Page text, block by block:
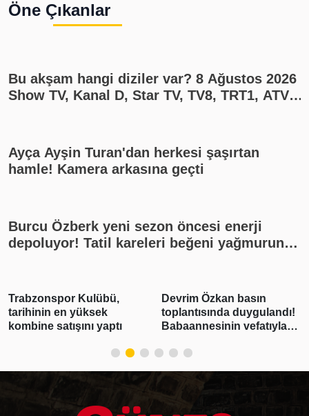
Öne Çıkanlar
Bu akşam hangi diziler var? 8 Ağustos 2026
Show TV, Kanal D, Star TV, TV8, TRT1, ATV
Ayça Ayşin Turan'dan herkesi şaşırtan
hamle! Kamera arkasına geçti
Burcu Özberk yeni sezon öncesi enerji
depoluyor! Tatil kareleri beğeni yağmuruna
Kulübü,
en yüksek
satışını yaptı
Devrim Özkan basın
toplantısında duygulandı!
Babaannesinin vefatıyla